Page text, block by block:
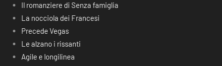
Il romanziere di Senza famiglia
La nocciola dei Francesi
Precede Vegas
Le alzano i rissanti
Agile e longilinea